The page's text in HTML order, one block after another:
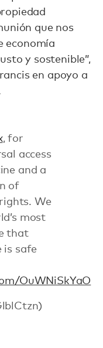
que nos
economía
y sostenible”,
en apoyo a
, for
access
and a
of
We
most
that
is safe
OuWNiSkYaO